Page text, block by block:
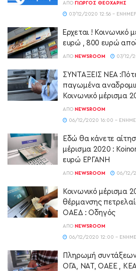
ΑΠΌ ΓΙΏΡΓΟΣ ΘΕΟΧΆΡΗΣ
07/12/2020 12:56 -
Έρχεται ! Κοινωνικό
ευρώ , 800 ευρώ
ΑΠΌ NEWSROOM 07/12/
ΣΥΝΤΑΞΕΙΣ ΝΕΑ
παγωμένα
Κοινωνικό μέρισμα
ΑΠΌ NEWSROOM
06/12/2020 16:00 -
Εδώ θα κάνετε
μέρισμα 2020 :
ευρώ ΕΡΓΑΝΗ
ΑΠΌ NEWSROOM 06/12/
Κοινωνικό μέρισμα
θέρμανσης
ΟΑΕΔ : Οδηγός
ΑΠΌ NEWSROOM
06/12/2020 12:00 -
Πληρωμή συντάξεων
ΟΓΑ, ΝΑΤ, ΟΑΕΕ ,